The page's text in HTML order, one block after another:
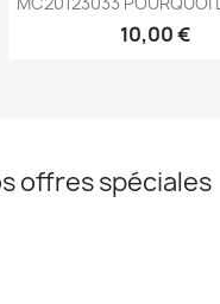
10,00 €
offres spéciales